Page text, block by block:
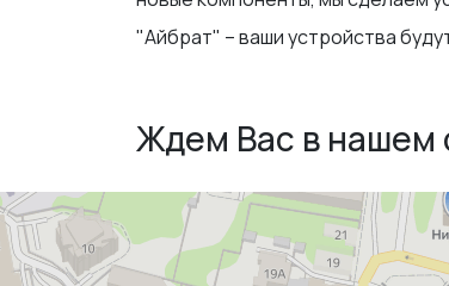
"Айбрат" – ваши устройства
Ждем Вас в нашем